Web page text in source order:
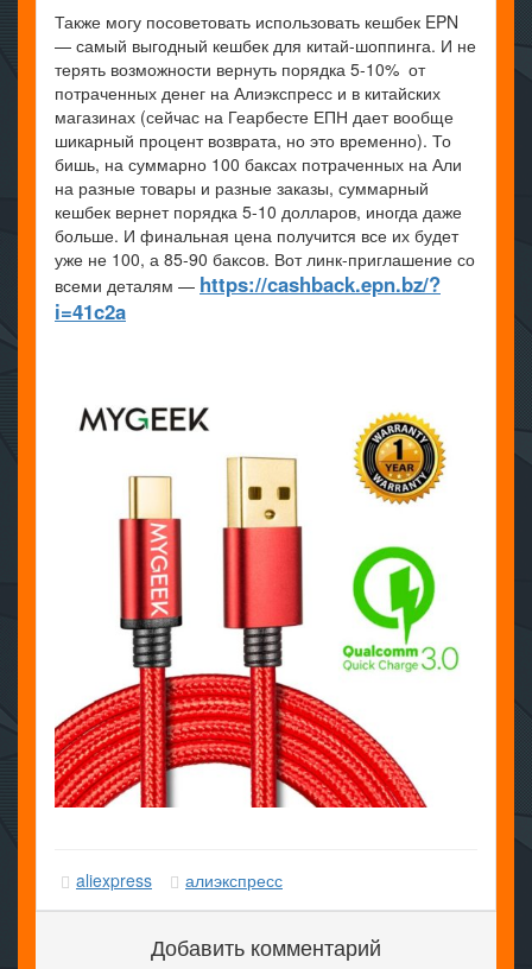
Также могу посоветовать использовать кешбек EPN
— самый выгодный кешбек для китай-шоппинга. И не
терять возможности вернуть порядка 5-10% от
потраченных денег на Алиэкспресс и в китайских
магазинах (сейчас на Геарбесте ЕПН дает вообще
шикарный процент возврата, но это временно). То
бишь, на суммарно 100 баксах потраченных на Али
на разные товары и разные заказы, суммарный
кешбек вернет порядка 5-10 долларов, иногда даже
больше. И финальная цена получится все их будет
уже не 100, а 85-90 баксов. Вот линк-приглашение со
всеми деталям — https://cashback.epn.bz/?
i=41c2a
aliexpress алиэкспресс
Добавить комментарий